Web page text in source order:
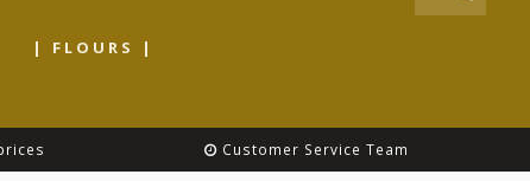
| FLOURS |
Customer Service Team